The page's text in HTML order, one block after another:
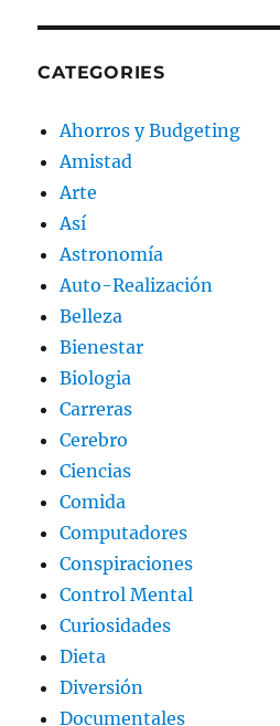
CATEGORIES
Ahorros y Budgeting
Amistad
Arte
Así
Astronomía
Auto-Realización
Belleza
Bienestar
Biologia
Carreras
Cerebro
Ciencias
Comida
Computadores
Conspiraciones
Control Mental
Curiosidades
Dieta
Diversión
Documentales